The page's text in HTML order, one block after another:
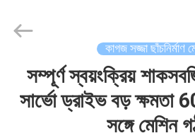
বাড়ি
Equipment
Reserved.
কাগজ সজ্জা ছাঁচনির্মাণ
সম্পূর্ণ স্বয়ংক্রিয়
সার্ভো ড্রাইভ বড় ক্ষমতা
সঙ্গে মেশিন